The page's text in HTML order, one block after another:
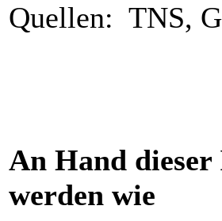
Quellen: TNS,
An Hand
werden wie